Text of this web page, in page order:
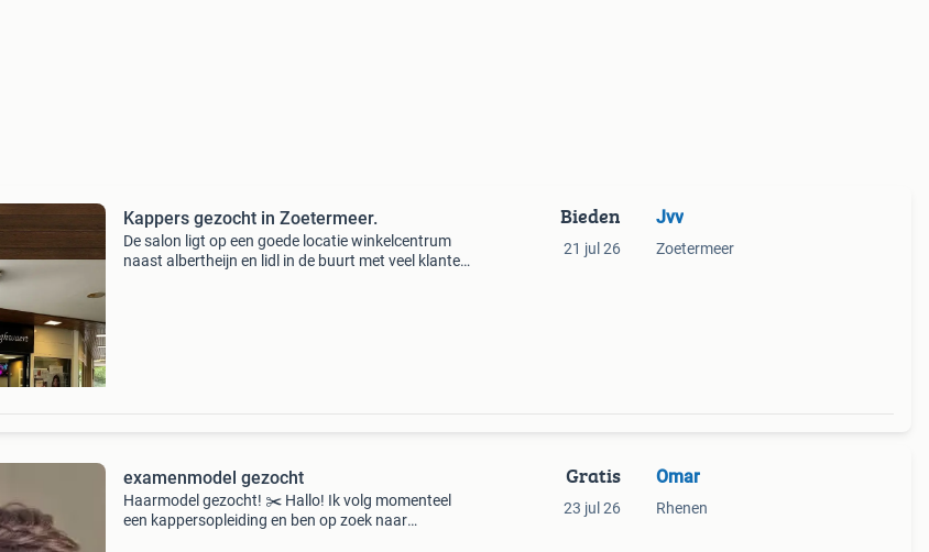
Kappers gezocht in Zoetermeer.
De salon ligt op een goede locatie winkelcentrum
naast albertheijn en lidl in de buurt met veel klanten
Bieden
21 jul 26
Jvv
Zoetermeer
examenmodel gezocht
Haarmodel gezocht! ✂️ Hallo! Ik volg momenteel
een kappersopleiding en ben op zoek naar
Gratis
23 jul 26
Omar
Rhenen